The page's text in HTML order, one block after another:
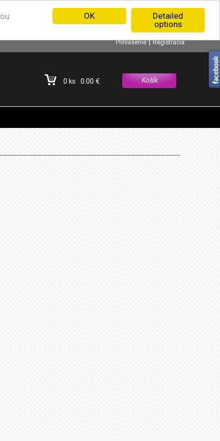
Detailed
options
OK
Prihlásenie|Registrácia
0 ks 0.00 € Košík